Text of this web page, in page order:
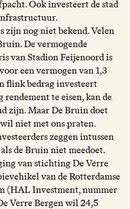
Ook investeert de stad
zijn nog niet bekend. Velen
De vermogende
van Stadion Feijenoord is
een vermogen van 1,3
flink bedrag investeert
rendement te eisen, kan de
zijn. Maar De Bruin doet
niet met ons praten.
zeggen intussen
de Bruin niet meedoet.
van stichting De Verre
van de Rotterdamse
(HAL Investment, nummer
Verre Bergen wil 24,5